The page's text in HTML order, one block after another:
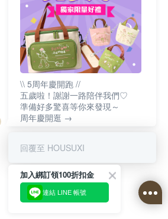
\\ 5周年慶開跑 //
五歲啦！謝謝一路陪伴我們♡
準備好多驚喜等你來發現～
周年慶開逛 →
回覆至 HOUSUXI
加入綁訂領100折扣金
連結 LINE 帳號